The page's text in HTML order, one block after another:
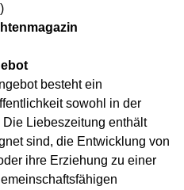
besteht ein
sowohl in der
Liebeszeitung enthält
sind, die Entwicklung von
ihre Erziehung zu einer